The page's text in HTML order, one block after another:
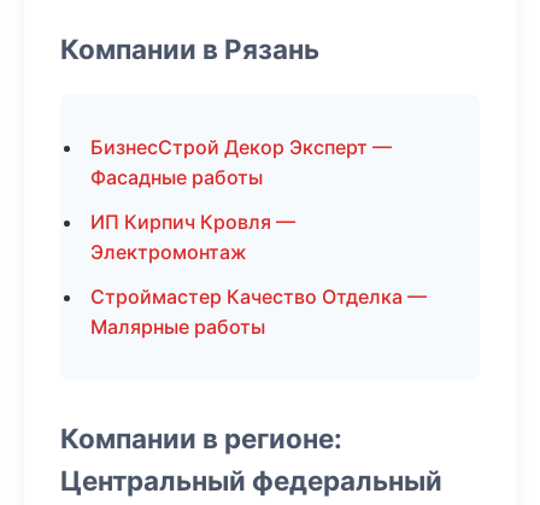
Компании в Рязань
БизнесСтрой Декор Эксперт —
Фасадные работы
ИП Кирпич Кровля —
Электромонтаж
Строймастер Качество Отделка —
Малярные работы
Компании в регионе:
Центральный федеральный